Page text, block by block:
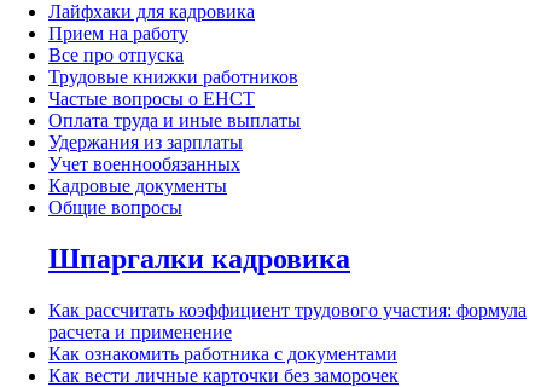
Лайфхаки для кадровика
Прием на работу
Все про отпуска
Трудовые книжки работников
Частые вопросы о ЕНСТ
Оплата труда и иные выплаты
Удержания из зарплаты
Учет военнообязанных
Кадровые документы
Общие вопросы
Шпаргалки кадровика
Как рассчитать коэффициент трудового участия: формула
расчета и применение
Как ознакомить работника с документами
Как вести личные карточки без заморочек